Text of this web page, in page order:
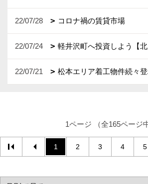
22/07/28 コロナ禍の賃貸市場
22/07/24 軽井沢町へ投資しよう【北
22/07/21 松本エリア着工物件続々
1ページ （全165ページ
1 2 3 4 5